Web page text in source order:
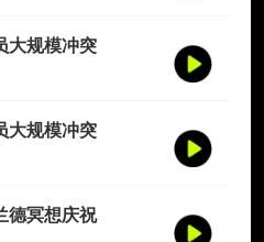
大规模冲突
大规模冲突
德冥想庆祝